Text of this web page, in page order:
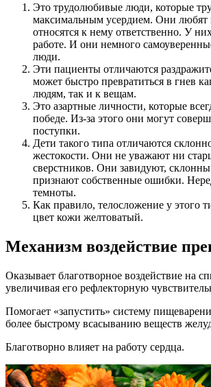
Это трудолюбивые люди, которые
максимальным усердием. Они любят
относятся к нему ответственно. У
работе. И они немного
люди.
Эти пациенты отличаются
может быстро превратиться в гнев
людям, так и к вещам.
Это азартные личности, которые
победе. Из-за этого они могут
поступки.
Дети такого типа отличаются
жестокости. Они не уважают ни
сверстников. Они завидуют,
признают собственные ошибки.
темноты.
Как правило, телосложение у этого
цвет кожи желтоватый.
Механизм воздействие
Оказывает благотворное воздействие на
увеличивая его рефлекторную
Помогает «запустить» систему
более быстрому всасыванию веществ
Благотворно влияет на работу сердца.